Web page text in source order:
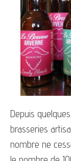
Depuis
brasseries
nombre ne